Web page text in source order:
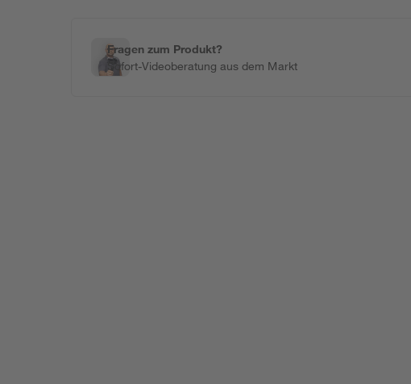
Fragen zum Produkt?
Sofort-Videoberatung aus dem Markt